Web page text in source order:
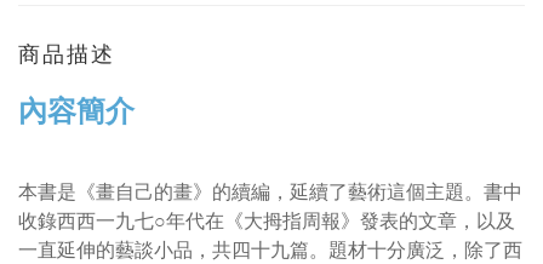
商品描述
內容簡介
本書是《畫自己的畫》的續編，延續了藝術這個主題。書中
收錄西西一九七○年代在《大拇指周報》發表的文章，以及
一直延伸的藝談小品，共四十九篇。題材十分廣泛，除了西